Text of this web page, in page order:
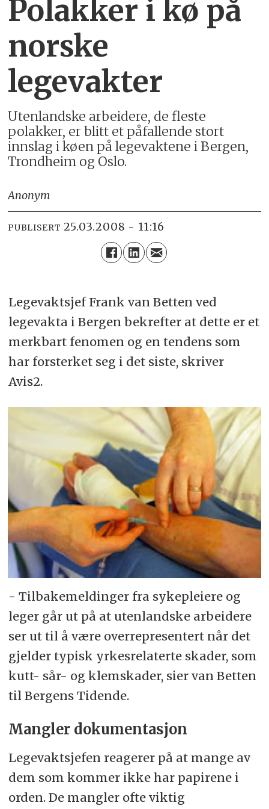
Polakker i kø på
norske
legevakter
Utenlandske arbeidere, de fleste
polakker, er blitt et påfallende stort
innslag i køen på legevaktene i Bergen,
Trondheim og Oslo.
Anonym
PUBLISERT 25.03.2008 - 11:16
Legevaktsjef Frank van Betten ved
legevakta i Bergen bekrefter at dette er et
merkbart fenomen og en tendens som
har forsterket seg i det siste, skriver
Avis2.
- Tilbakemeldinger fra sykepleiere og
leger går ut på at utenlandske arbeidere
ser ut til å være overrepresentert når det
gjelder typisk yrkesrelaterte skader, som
kutt- sår- og klemskader, sier van Betten
til Bergens Tidende.
Mangler dokumentasjon
Legevaktsjefen reagerer på at mange av
dem som kommer ikke har papirene i
orden. De mangler ofte viktig